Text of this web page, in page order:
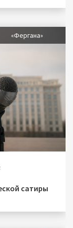
«Фергана»
сатиры